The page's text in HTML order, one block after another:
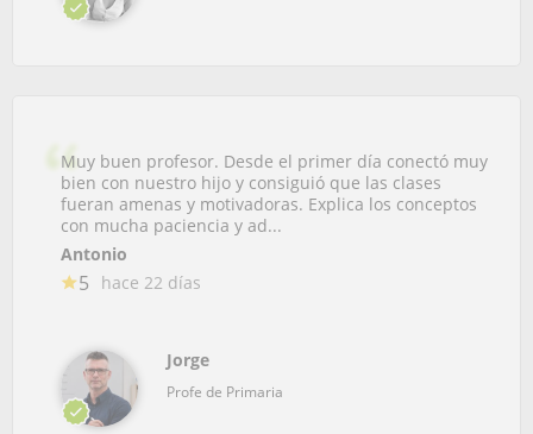
Muy buen profesor. Desde el primer día conectó muy
bien con nuestro hijo y consiguió que las clases
fueran amenas y motivadoras. Explica los conceptos
con mucha paciencia y ad...
Antonio
5 hace 22 días
Jorge
Profe de Primaria